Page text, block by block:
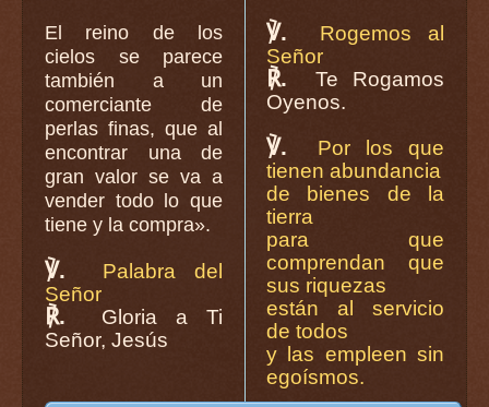
El reino de los
cielos se parece
también a un
comerciante de
perlas finas, que al
encontrar una de
gran valor se va a
vender todo lo que
tiene y la compra».
℣.
Palabra del
Señor
℟.
Gloria a Ti
Señor, Jesús
℣.
Rogemos al
Señor
℟.
Te Rogamos
Oyenos.
℣.
Por los que
tienen abundancia
de bienes de la
tierra
para que
comprendan que
sus riquezas
están al servicio
de todos
y las empleen sin
egoísmos.